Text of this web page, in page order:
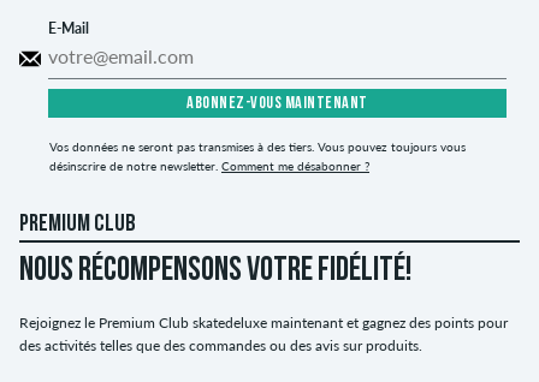
E-Mail
ABONNEZ-VOUS MAINTENANT
Vos données ne seront pas transmises à des tiers. Vous pouvez toujours vous
désinscrire de notre newsletter. Comment me désabonner ?
PREMIUM CLUB
NOUS RÉCOMPENSONS VOTRE FIDÉLITÉ!
Rejoignez le Premium Club skatedeluxe maintenant et gagnez des points pour
des activités telles que des commandes ou des avis sur produits.